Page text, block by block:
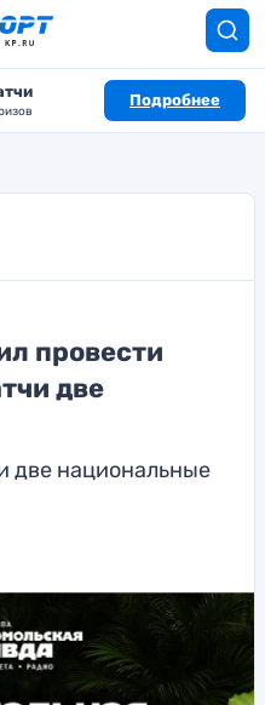
Подробнее
провести
две
две национальные